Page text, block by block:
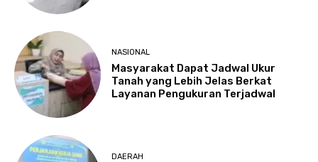
NASIONAL
Masyarakat Dapat Jadwal Ukur
Tanah yang Lebih Jelas Berkat
Layanan Pengukuran Terjadwal
DAERAH